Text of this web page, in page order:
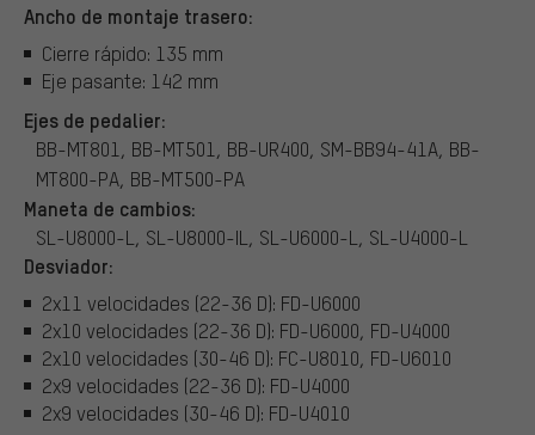
Ancho de montaje trasero:
Cierre rápido: 135 mm
Eje pasante: 142 mm
Ejes de pedalier:
BB-MT801, BB-MT501, BB-UR400, SM-BB94-41A, BB-
MT800-PA, BB-MT500-PA
Maneta de cambios:
SL-U8000-L, SL-U8000-IL, SL-U6000-L, SL-U4000-L
Desviador:
2x11 velocidades (22-36 D): FD-U6000
2x10 velocidades (22-36 D): FD-U6000, FD-U4000
2x10 velocidades (30-46 D): FC-U8010, FD-U6010
2x9 velocidades (22-36 D): FD-U4000
2x9 velocidades (30-46 D): FD-U4010